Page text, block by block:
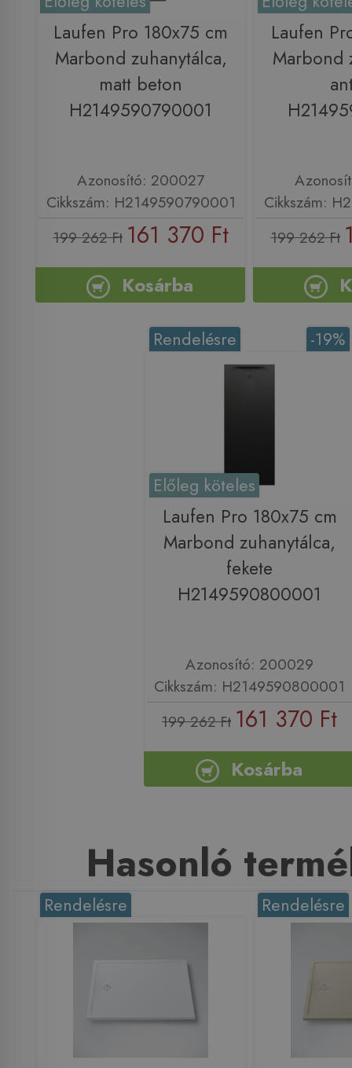
Laufen Pro 180x75 cm
Marbond zuhanytálca,
matt beton
H2149590790001
Azonosító: 200027
Cikkszám: H2149590790001
199 262 Ft 161 370 Ft
Kosárba
Laufen
Marbond
Cikkszám:
199 262 Ft
-19%
Rendelésre
Előleg köteles
Laufen Pro 180x75 cm
Marbond zuhanytálca,
fekete
H2149590800001
Azonosító: 200029
Cikkszám: H2149590800001
199 262 Ft 161 370 Ft
Kosárba
Hasonló
Rendelésre Rendelésre